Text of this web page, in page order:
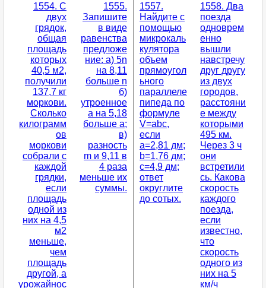
1554. С
двух
грядок,
общая
площадь
которых
40,5 м2,
получили
137,7 кг
моркови.
Сколько
килограмм
ов
моркови
собрали с
каждой
грядки,
если
площадь
одной из
них на 4,5
м2
меньше,
чем
площадь
другой, а
урожайнос
1555.
Запишите
в виде
равенства
предложе
ние: а) 5n
на 8,11
больше n
б)
утроенное
а на 5,18
больше a;
в)
разность
m и 9,11 в
4 раза
меньше их
суммы.
1557.
Найдите с
помощью
микрокаль
кулятора
объем
прямоугол
ьного
параллеле
пипеда по
формуле
V=abc,
если
a=2,81 дм;
b=1,76 дм;
c=4,9 дм;
ответ
округлите
до сотых.
1558. Два
поезда
одноврем
енно
вышли
навстречу
друг другу
из двух
городов,
расстояни
е между
которыми
495 км.
Через 3 ч
они
встретили
сь. Какова
скорость
каждого
поезда,
если
известно,
что
скорость
одного из
них на 5
км/ч